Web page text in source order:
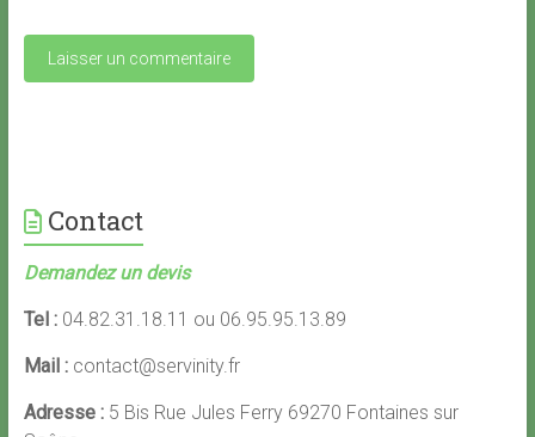
Contact
Demandez un devis
Tel :04.82.31.18.11 ou 06.95.95.13.89
Mail :contact@servinity.fr
Adresse :5 Bis Rue Jules Ferry 69270 Fontaines sur